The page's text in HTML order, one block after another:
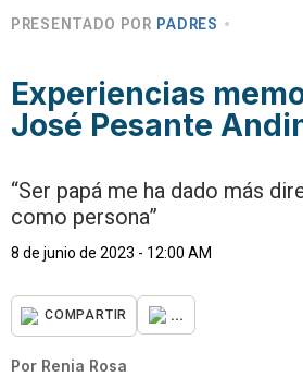
PRESENTADO POR PADRES
Experiencias
José Pesante
“Ser papá me ha dado más
como persona”
8 de junio de 2023 - 12:00 AM
COMPARTIR ...
Por Renia Rosa